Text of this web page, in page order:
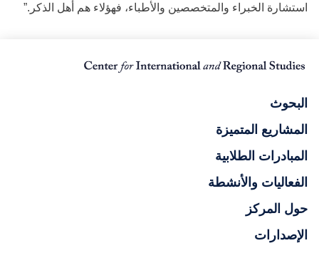
استشارة الخبراء والمتخصصين والأطباء، فهؤلاء هم أهل الذكر.”
البحوث
المشاريع المتميزة
المبادرات الطلابية
الفعاليات والأنشطة
حول المركز
الإصدارات